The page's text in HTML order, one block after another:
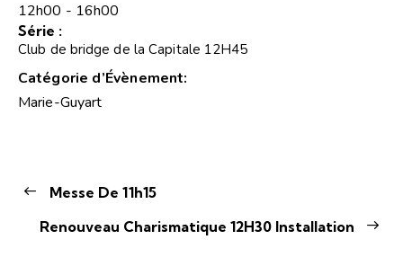
12h00 - 16h00
Série :
Club de bridge de la Capitale 12H45
Catégorie d’Évènement:
Marie-Guyart
Messe De 11h15
Renouveau Charismatique 12H30 Installation